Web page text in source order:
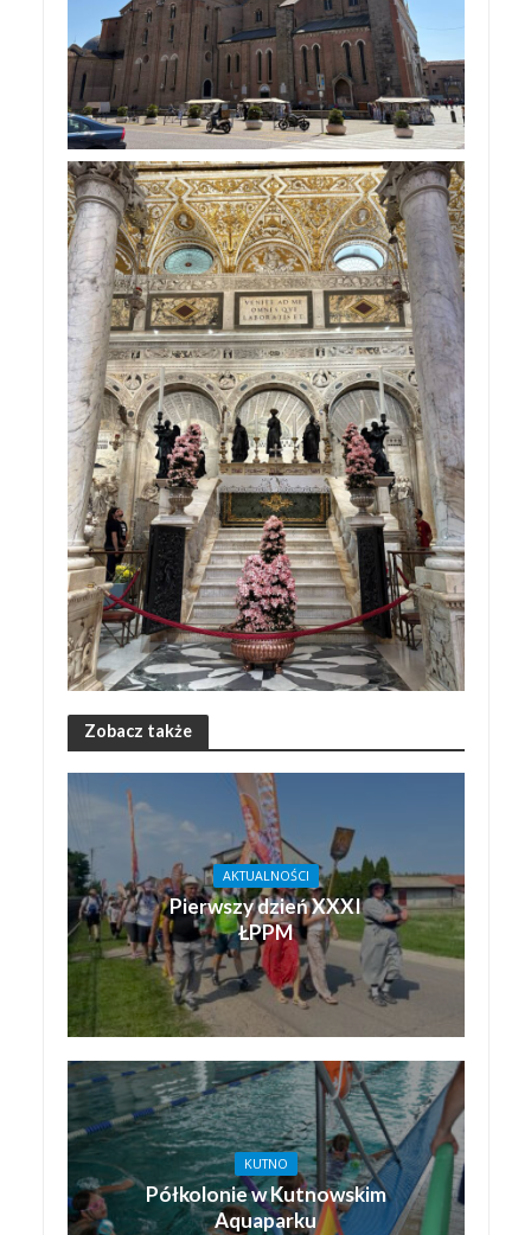
Zobacz także
AKTUALNOŚCI
Pierwszy dzień XXXI
ŁPPM
KUTNO
Półkolonie w Kutnowskim
Aquaparku